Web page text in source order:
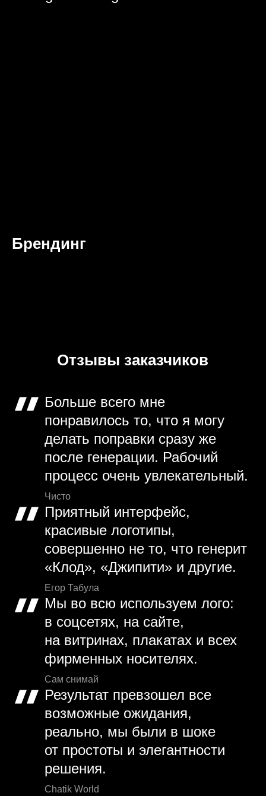
Брендинг
Отзывы заказчиков
Больше всего мне
понравилось то, что я могу
делать поправки сразу же
после генерации. Рабочий
процесс очень увлекательный.
Чисто
Приятный интерфейс,
красивые логотипы,
совершенно не то, что генерит
«Клод», «Джипити» и другие.
Егор Табула
Мы во всю используем лого:
в соцсетях, на сайте,
на витринах, плакатах и всех
фирменных носителях.
Сам снимай
Результат превзошел все
возможные ожидания,
реально, мы были в шоке
от простоты и элегантности
решения.
Chatik World